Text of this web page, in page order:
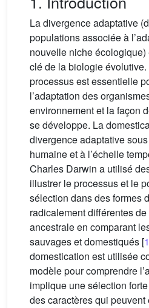
La divergence adaptative
populations associée à
nouvelle niche
clé de la biologie évolutive.
processus est essentielle
l’adaptation des
environnement et la façon
se développe. La
divergence adaptative
humaine et à l’échelle
Charles Darwin a utilisé
illustrer le processus et le
sélection dans des formes
radicalement différentes
ancestrale en comparant
sauvages et domestiqués [
domestication est utilisée
modèle pour comprendre
implique une sélection
des caractères qui peuvent